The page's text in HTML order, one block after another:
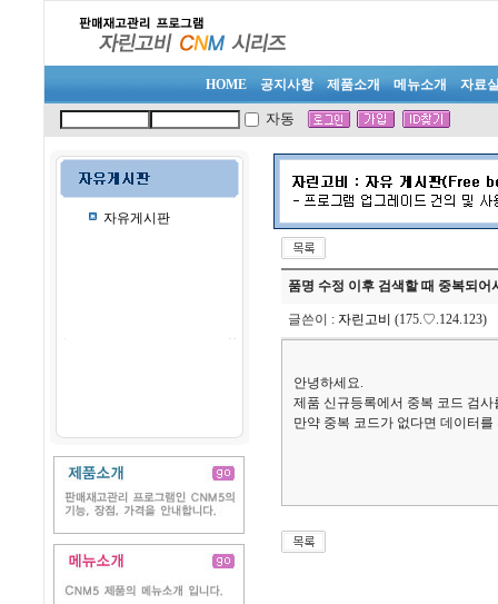
HOME 공지사항 제품소개 메뉴소개 자료
자동
자유게시판
품명 수정 이후 검색할 때 중복되어
글쓴이 : 자린고비
안녕하세요.
제품 신규등록에서 중복 코드 검사
만약 중복 코드가 없다면 데이터